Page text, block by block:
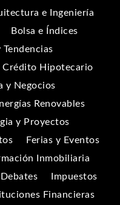
e Ingeniería
Bolsa e Índices
Crédito Hipotecario
y Negocios
Renovables
y Proyectos
Ferias y Eventos
Inmobiliaria
Debates
Impuestos
Financieras